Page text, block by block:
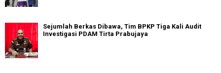
Sejumlah Berkas Dibawa, Tim BPKP Tiga Kali Audit
Investigasi PDAM Tirta Prabujaya